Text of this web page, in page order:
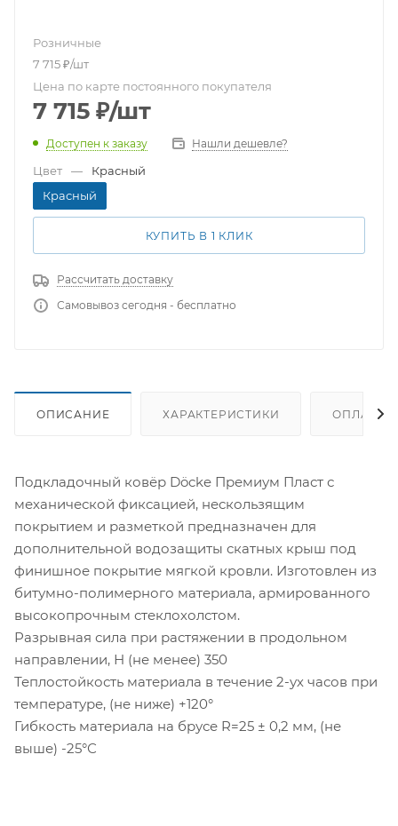
Розничные
7 715₽/шт
Цена по карте постоянного покупателя
7 715 ₽/шт
Доступен к заказу Нашли дешевле?
Цвет —
Красный
Красный
КУПИТЬ В 1 КЛИК
Рассчитать доставку
Самовывоз сегодня - бесплатно
ОПИСАНИЕ ХАРАКТЕРИСТИКИ ОПЛАТА
Подкладочный ковёр Döcke Премиум Пласт с
механической фиксацией, нескользящим
покрытием и разметкой предназначен для
дополнительной водозащиты скатных крыш под
финишное покрытие мягкой кровли. Изготовлен из
битумно-полимерного материала, армированного
высокопрочным стеклохолстом.
Разрывная сила при растяжении в продольном
направлении, Н (не менее) 350
Теплостойкость материала в течение 2-ух часов при
температуре, (не ниже) +120°
Гибкость материала на брусе R=25 ± 0,2 мм, (не
выше) -25°С